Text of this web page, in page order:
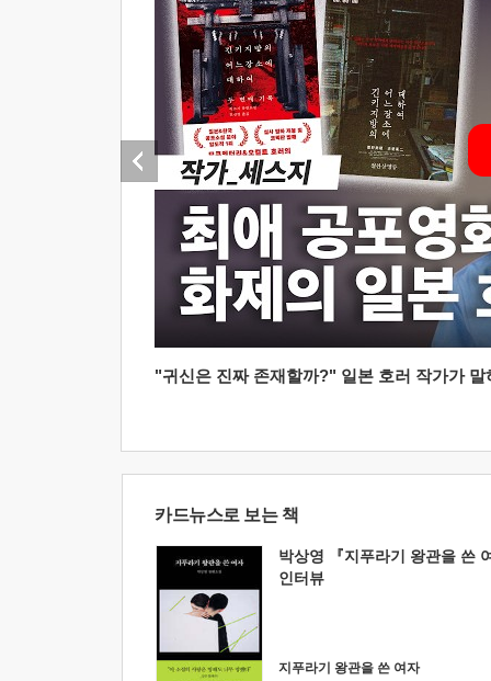
"귀신은 진짜 존재할까?" 일본 호러 작가가
카드뉴스로 보는 책
박상영 『지푸라기 왕관을 쓴
인터뷰
지푸라기 왕관을 쓴 여자